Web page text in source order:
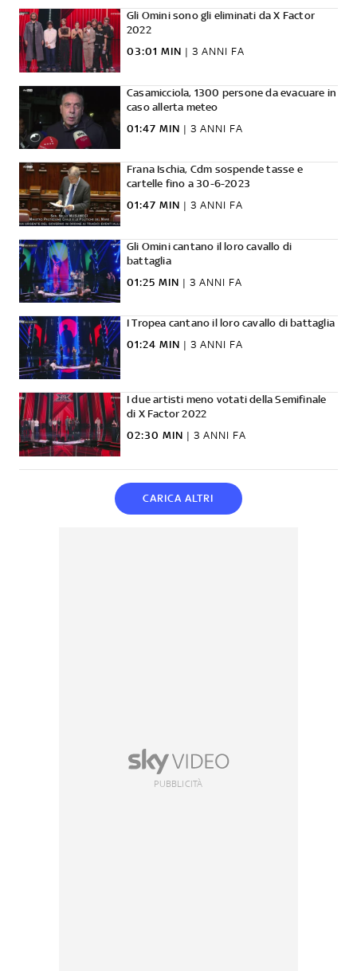
Gli Omini sono gli eliminati da X Factor
2022
03:01 MIN | 3 ANNI FA
Casamicciola, 1300 persone da evacuare in
caso allerta meteo
01:47 MIN | 3 ANNI FA
Frana Ischia, Cdm sospende tasse e
cartelle fino a 30-6-2023
01:47 MIN | 3 ANNI FA
Gli Omini cantano il loro cavallo di
battaglia
01:25 MIN | 3 ANNI FA
I Tropea cantano il loro cavallo di battaglia
01:24 MIN | 3 ANNI FA
I due artisti meno votati della Semifinale
di X Factor 2022
02:30 MIN | 3 ANNI FA
CARICA ALTRI
PUBBLICITÀ